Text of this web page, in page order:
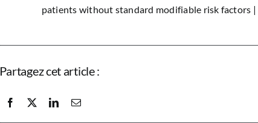
patients without standard modifiable risk factors |
Partagez cet article :